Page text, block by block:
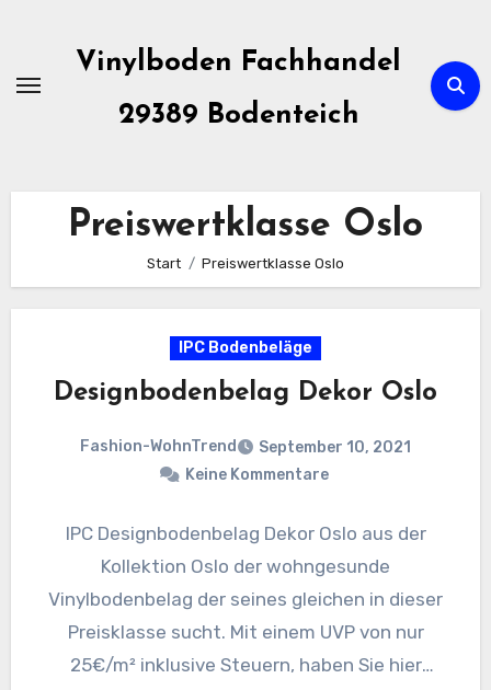
springen
Vinylboden Fachhandel
29389 Bodenteich
Preiswertklasse Oslo
Start Preiswertklasse Oslo
IPC Bodenbeläge
Designbodenbelag Dekor Oslo
Fashion-WohnTrend
September 10, 2021
Keine Kommentare
IPC Designbodenbelag Dekor Oslo aus der
Kollektion Oslo der wohngesunde
Vinylbodenbelag der seines gleichen in dieser
Preisklasse sucht. Mit einem UVP von nur
25€/m² inklusive Steuern, haben Sie hier